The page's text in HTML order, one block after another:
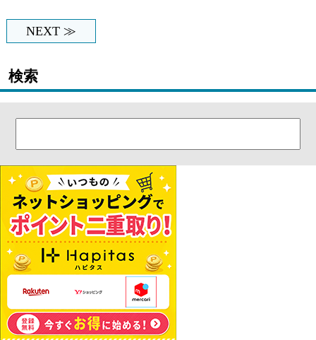
NEXT ≫
検索